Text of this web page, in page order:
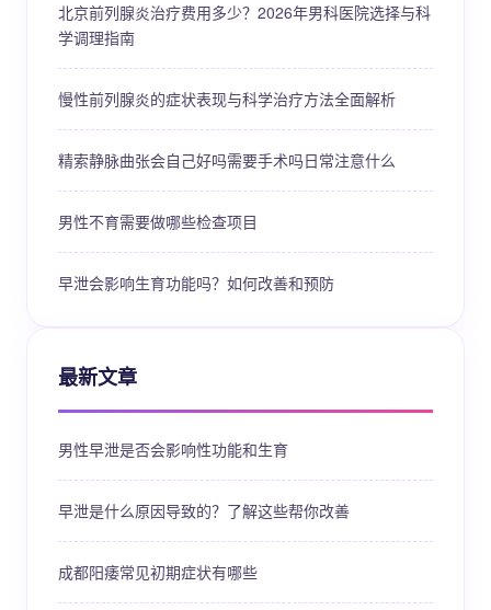
北京前列腺炎治疗费用多少？2026年男科医院选择与科
学调理指南
慢性前列腺炎的症状表现与科学治疗方法全面解析
精索静脉曲张会自己好吗需要手术吗日常注意什么
男性不育需要做哪些检查项目
早泄会影响生育功能吗？如何改善和预防
最新文章
男性早泄是否会影响性功能和生育
早泄是什么原因导致的？了解这些帮你改善
成都阳痿常见初期症状有哪些